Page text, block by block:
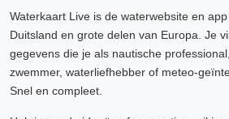
Waterkaart Live is de waterwebsite en
Duitsland en grote delen van Europa. Je
gegevens die je als nautische
zwemmer, waterliefhebber of meteo-
Snel en compleet.